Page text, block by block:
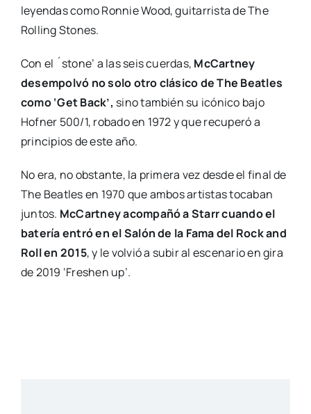
leyendas como Ronnie Wood, guitarrista de The
Rolling Stones.
Con el ´stone’ a las seis cuerdas, McCartney
desempolvó no solo otro clásico de The Beatles
como ‘Get Back’, sino también su icónico bajo
Hofner 500/1, robado en 1972 y que recuperó a
principios de este año.
No era, no obstante, la primera vez desde el final de
The Beatles en 1970 que ambos artistas tocaban
juntos. McCartney acompañó a Starr cuando el
batería entró en el Salón de la Fama del Rock and
Roll en 2015, y le volvió a subir al escenario en gira
de 2019 ‘Freshen up’.